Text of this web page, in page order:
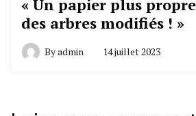
« Un papier plus
des arbres modifiés ! »
Byadmin 14 juillet 2023